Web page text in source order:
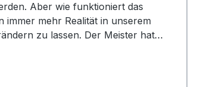
Aber wie funktioniert das
immer mehr Realität in unserem
zu lassen. Der Meister hat